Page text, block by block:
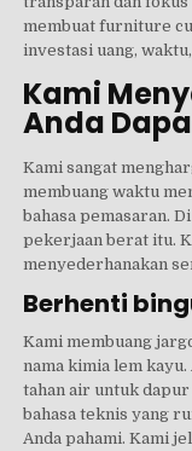
membuat furniture
investasi uang,
Kami
Anda
Kami sangat
membuang waktu
bahasa pemasaran. Di
pekerjaan berat itu.
menyederhanakan
Berhenti
Kami membuang
nama kimia lem
tahan air untuk dapur
bahasa teknis yang
Anda pahami. Kami